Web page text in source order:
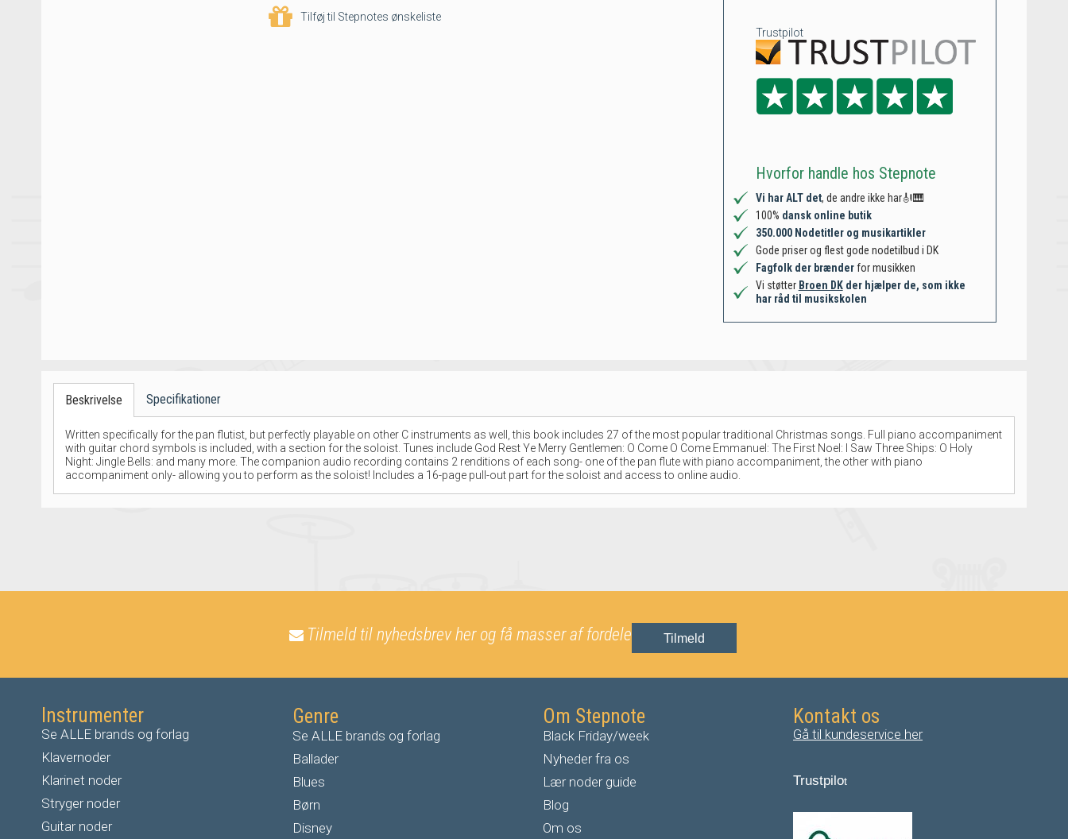
Tilføj til Stepnotes ønskeliste
Trustpilot
Hvorfor handle hos Stepnote
Vi har ALT det, de andre ikke har🎻🎹
100% dansk online butik
350.000 Nodetitler og musikartikler
Gode priser og flest gode nodetilbud i DK
Fagfolk der brænderfor musikken
Vi støtter Broen DKder hjælper de, som ikke
har råd til musikskolen
Beskrivelse Specifikationer
Written specifically for the pan flutist, but perfectly playable on other C instruments as well, this book includes 27 of the most popular traditional Christmas songs. Full piano accompaniment
with guitar chord symbols is included, with a section for the soloist. Tunes include God Rest Ye Merry Gentlemen: O Come O Come Emmanuel: The First Noel: I Saw Three Ships: O Holy
Night: Jingle Bells: and many more. The companion audio recording contains 2 renditions of each song- one of the pan flute with piano accompaniment, the other with piano
accompaniment only- allowing you to perform as the soloist! Includes a 16-page pull-out part for the soloist and access to online audio.
Tilmeld til nyhedsbrev her og få masser af fordele Tilmeld
Instrumenter
Se ALLE brands og forlag
Klavernoder
Klarinet noder
Stryger noder
Guitar noder
Genre
Se ALLE brands og forlag
Ballader
Blues
Børn
Disney
Om Stepnote
Black Friday/week
Nyheder fra os
Lær noder guide
Blog
Om os
Kontakt os
Gå til kundeservice her
Trustpilot